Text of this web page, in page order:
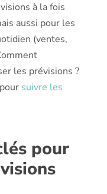
à la fois
aussi pour les
(ventes,
les prévisions ?
suivre les
pour